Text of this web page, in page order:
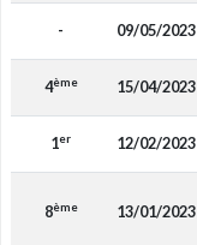
- 09/05/2023
4ème 15/04/2023
1er 12/02/2023
8ème 13/01/2023